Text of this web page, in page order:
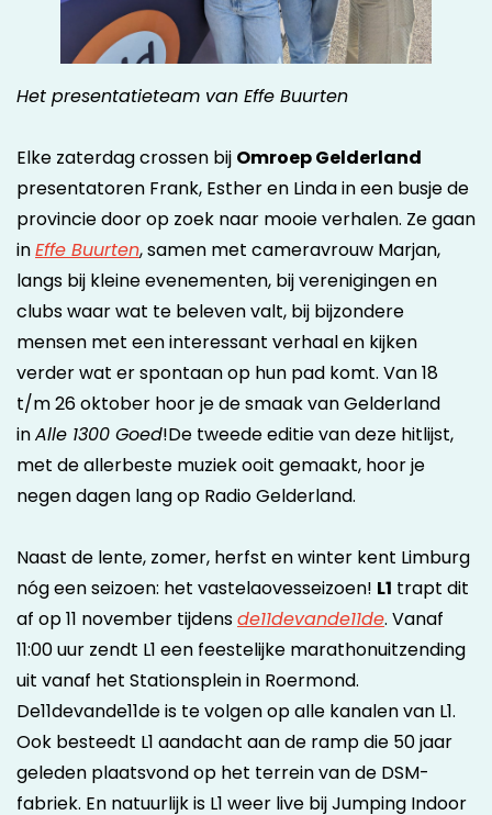
Het presentatieteam van Effe Buurten
Elke zaterdag crossen bij Omroep Gelderland
presentatoren Frank, Esther en Linda in een busje de
provincie door op zoek naar mooie verhalen. Ze gaan
inEffe Buurten, samen met cameravrouw Marjan,
langs bij kleine evenementen, bij verenigingen en
clubs waar wat te beleven valt, bij bijzondere
mensen met een interessant verhaal en kijken
verder wat er spontaan op hun pad komt. Van 18
t/m 26 oktober hoor je de smaak van Gelderland
inAlle 1300 Goed!De tweede editie van deze hitlijst,
met de allerbeste muziek ooit gemaakt, hoor je
negen dagen lang op Radio Gelderland.
Naast de lente, zomer, herfst en winter kent Limburg
nóg een seizoen: het vastelaovesseizoen! L1 trapt dit
af op 11 november tijdensde11devande11de. Vanaf
11:00 uur zendt L1 een feestelijke marathonuitzending
uit vanaf het Stationsplein in Roermond.
De11devande11de is te volgen op alle kanalen van L1.
Ook besteedt L1 aandacht aan de ramp die 50 jaar
geleden plaatsvond op het terrein van de DSM-
fabriek. En natuurlijk is L1 weer live bij Jumping Indoor